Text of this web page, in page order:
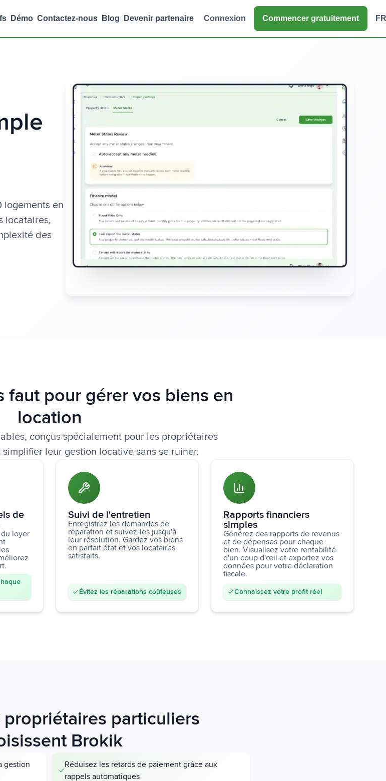
Démo Contactez-nous Blog Devenir partenaire Connexion Commencer gratuitement FR
logements en
locataires,
des
faut pour gérer vos biens en
location
conçus spécialement pour les propriétaires
leur gestion locative sans se ruiner.
de
loyer
Suivi de l'entretien
Enregistrez les demandes de
réparation et suivez-les jusqu'à
leur résolution. Gardez vos biens
en parfait état et vos locataires
satisfaits.
Évitez les réparations coûteuses
Rapports financiers
simples
Générez des rapports de revenus
et de dépenses pour chaque
bien. Visualisez votre rentabilité
d'un coup d'œil et exportez vos
données pour votre déclaration
fiscale.
Connaissez votre profit réel
propriétaires particuliers
Brokik
gestion
Réduisez les retards de paiement grâce aux
rappels automatiques